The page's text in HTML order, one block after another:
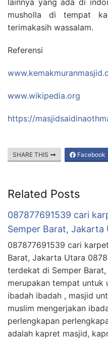
musholla di tempat
terimakasih wassalam.
Referensi
www.wikipedia.org
https://
SHARE THIS Facebook
Related Posts
087877691539 cari
Semper Barat, Jakarta
087877691539 cari
Barat, Jakarta Utara
terdekat di Semper
merupakan tempat untuk
ibadah ibadah , masjid
muslim mengerjakan
perlengkapan
adalah kapret masjid,